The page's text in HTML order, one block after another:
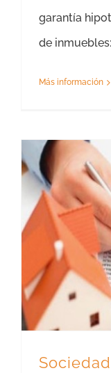
garantía
de
Más información